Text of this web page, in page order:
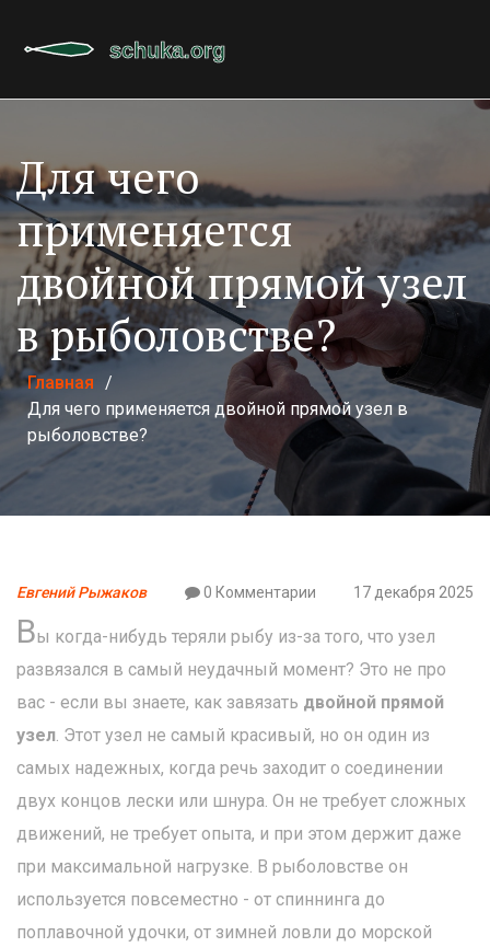
Для чего
применяется
двойной прямой узел
в рыболовстве?
Главная
/
Для чего применяется двойной прямой узел в
рыболовстве?
Евгений Рыжаков 0 Комментарии 17 декабря 2025
Вы когда-нибудь теряли рыбу из-за того, что узел
развязался в самый неудачный момент? Это не про
вас - если вы знаете, как завязать двойной прямой
узел. Этот узел не самый красивый, но он один из
самых надежных, когда речь заходит о соединении
двух концов лески или шнура. Он не требует сложных
движений, не требует опыта, и при этом держит даже
при максимальной нагрузке. В рыболовстве он
используется повсеместно - от спиннинга до
поплавочной удочки, от зимней ловли до морской